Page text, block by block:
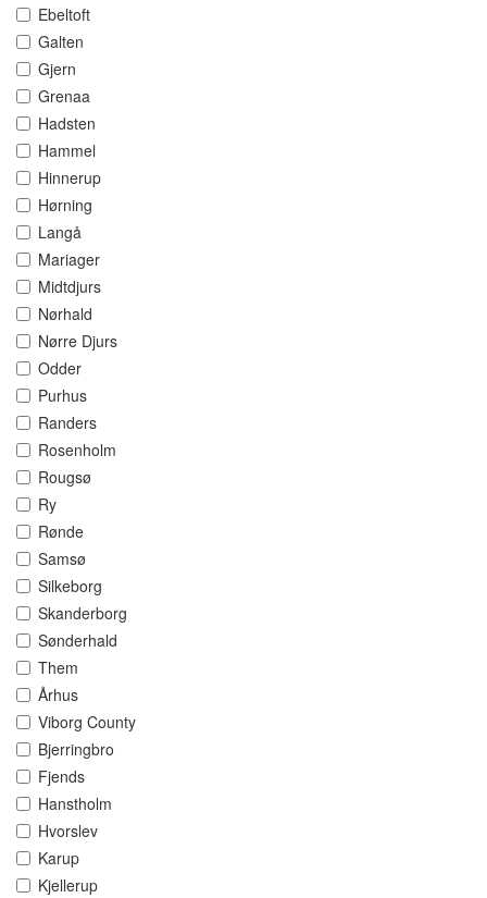
Ebeltoft
Galten
Gjern
Grenaa
Hadsten
Hammel
Hinnerup
Hørning
Langå
Mariager
Midtdjurs
Nørhald
Nørre Djurs
Odder
Purhus
Randers
Rosenholm
Rougsø
Ry
Rønde
Samsø
Silkeborg
Skanderborg
Sønderhald
Them
Århus
Viborg County
Bjerringbro
Fjends
Hanstholm
Hvorslev
Karup
Kjellerup